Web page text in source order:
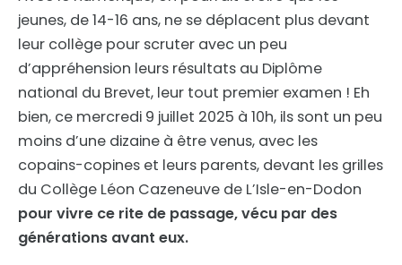
jeunes, de 14-16 ans, ne se déplacent plus devant
leur collège pour scruter avec un peu
d’appréhension leurs résultats au Diplôme
national du Brevet, leur tout premier examen ! Eh
bien, ce mercredi 9 juillet 2025 à 10h, ils sont un peu
moins d’une dizaine à être venus, avec les
copains-copines et leurs parents, devant les grilles
du Collège Léon Cazeneuve de L’Isle-en-Dodon
pour vivre ce rite de passage, vécu par des
générations avant eux.